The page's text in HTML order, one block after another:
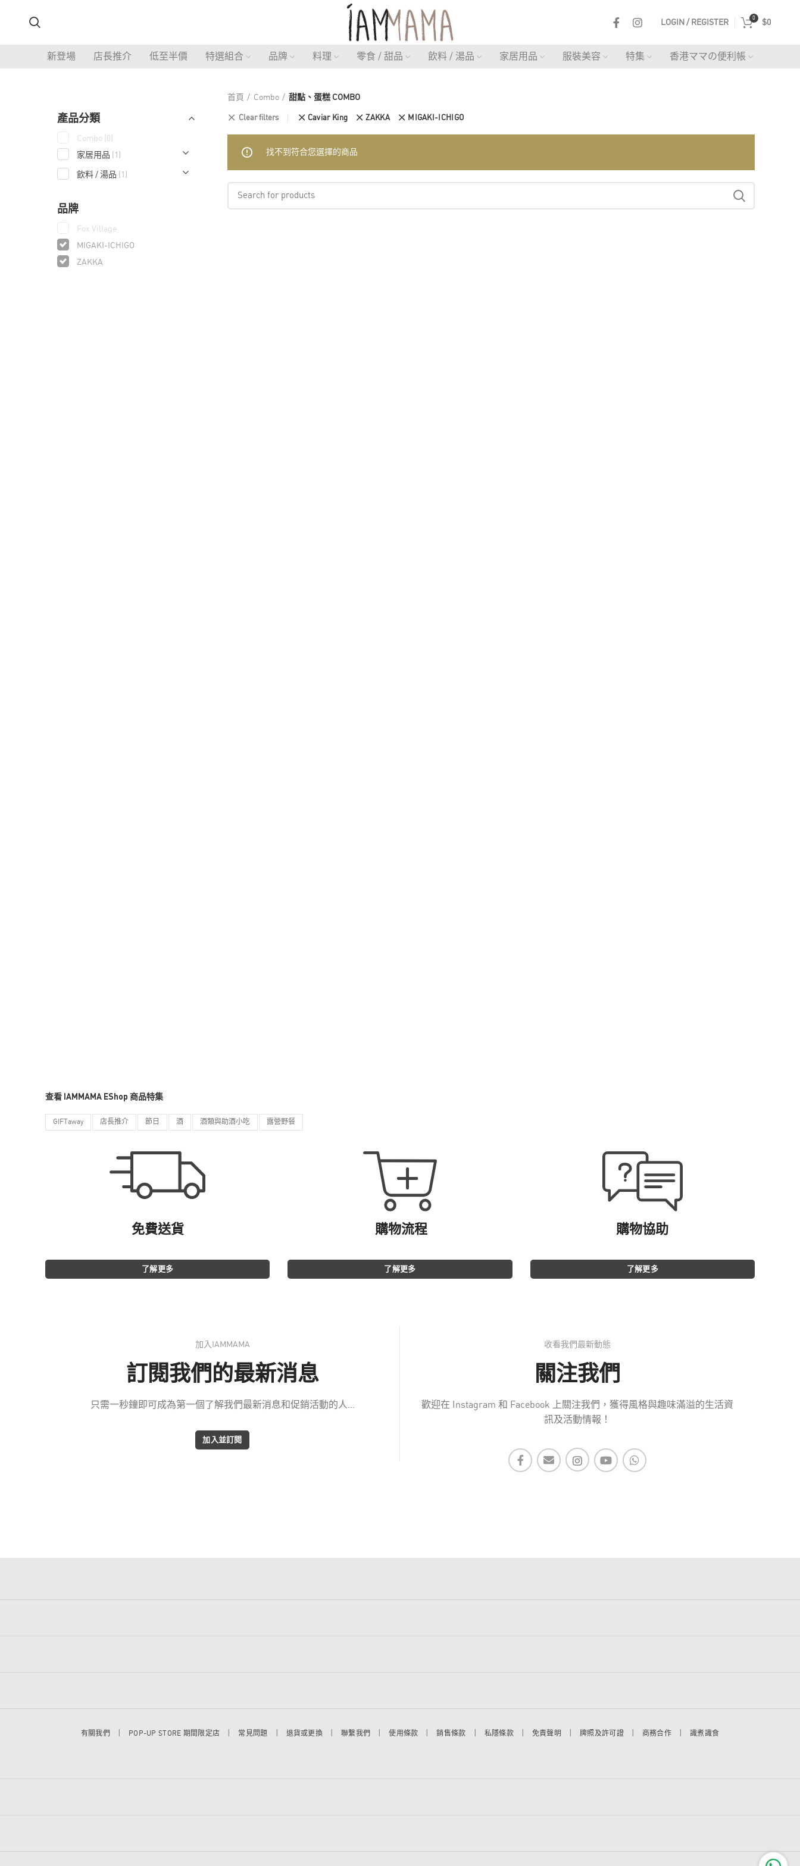
LOGIN / REGISTER
0
$0
新登場 店長推介 低至半價 特選組合 品牌 料理 零食 / 甜品 飲料 / 湯品 家居用品 服裝美容 特集 香港ママの便利帳
產品分類
Combo
(0)
家居用品
(1)
飲料 / 湯品 (1)
品牌
Fox Village
MIGAKI-ICHIGO
ZAKKA
首頁 Combo 甜點、蛋糕 COMBO
Clear filters Caviar King ZAKKA MIGAKI-ICHIGO
找不到符合您選擇的商品
查看 IAMMAMA EShop 商品特集
GIFTaway 店長推介 節日 酒 酒類與助酒小吃 露營野餐
免費送貨
了解更多
購物流程
了解更多
購物協助
了解更多
加入IAMMAMA
訂閱我們的最新消息
只需一秒鐘即可成為第一個了解我們最新消息和促銷活動的人...
加入並訂閱
收看我們最新動態
關注我們
歡迎在 Instagram 和 Facebook 上關注我們，獲得風格與趣味滿溢的生活資
訊及活動情報！
有關我們 POP-UP STORE 期間限定店 常見問題 退貨或更換 聯繫我們 使用條款 銷售條款 私隱條款 免責聲明 牌照及許可證 商務合作 識煮識食